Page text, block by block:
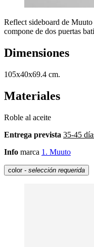
Reflect sideboard de
compone de dos puertas
Dimensiones
105x40x69.4 cm.
Materiales
Roble al aceite
Entrega prevista 35-45
Info marca 1. Muuto
color - selección requerida